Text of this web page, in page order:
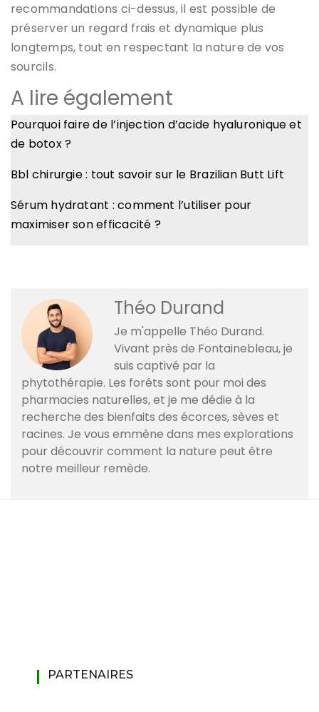
recommandations ci-dessus, il est possible de
préserver un regard frais et dynamique plus
longtemps, tout en respectant la nature de vos
sourcils.
A lire également
Pourquoi faire de l’injection d’acide hyaluronique et
de botox ?
Bbl chirurgie : tout savoir sur le Brazilian Butt Lift
Sérum hydratant : comment l’utiliser pour
maximiser son efficacité ?
Théo Durand
Je m'appelle Théo Durand.
Vivant près de Fontainebleau, je
suis captivé par la
phytothérapie. Les forêts sont pour moi des
pharmacies naturelles, et je me dédie à la
recherche des bienfaits des écorces, sèves et
racines. Je vous emmène dans mes explorations
pour découvrir comment la nature peut être
notre meilleur remède.
PARTENAIRES